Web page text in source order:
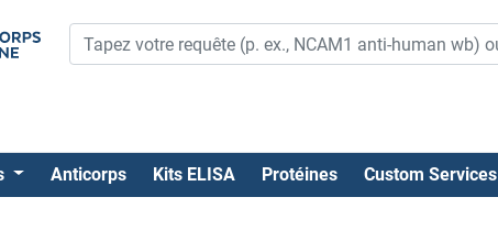
Anticorps Kits ELISA Protéines Custom Services